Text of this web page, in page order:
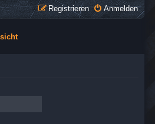
Anmelden
Registrieren